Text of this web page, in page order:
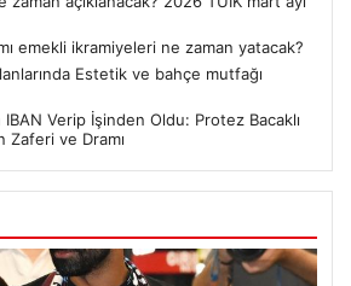
emekli ikramiyeleri ne zaman yatacak?
Estetik ve bahçe mutfağı
IBAN Verip İşinden Oldu: Protez Bacaklı
Zaferi ve Dramı